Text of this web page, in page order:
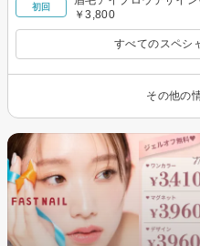
初回
￥3,800
すべてのスペシ
その他の